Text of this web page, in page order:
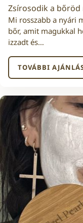
Zsírosodik a bőröd
Mi rosszabb a nyári
bőr, amit magukkal
izzadt és…
TOVÁBBI